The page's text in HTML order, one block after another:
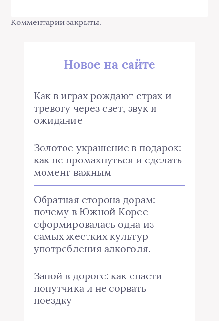
Комментарии закрыты.
Новое на сайте
Как в играх рождают страх и
тревогу через свет, звук и
ожидание
Золотое украшение в подарок:
как не промахнуться и сделать
момент важным
Обратная сторона дорам:
почему в Южной Корее
сформировалась одна из
самых жестких культур
употребления алкоголя.
Запой в дороге: как спасти
попутчика и не сорвать
поездку